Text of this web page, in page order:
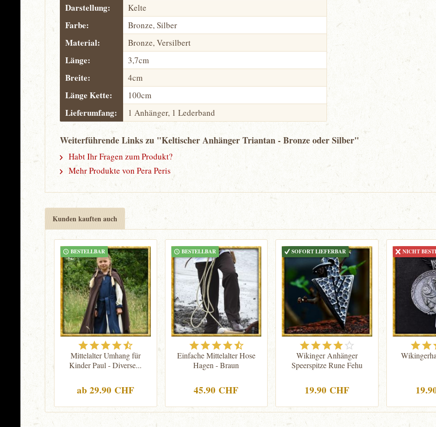
Darstellung: Kelte
Farbe: Bronze, Silber
Material: Bronze, Versilbert
Länge: 3,7cm
Breite: 4cm
Länge Kette: 100cm
Lieferumfang: 1 Anhänger, 1 Lederband
Weiterführende Links zu "Keltischer Anhänger Triantan - Bronze oder Silber"
Habt Ihr Fragen zum Produkt?
Mehr Produkte von Pera Peris
Kunden kauften auch
BESTELLBAR
Mittelalter Umhang für
Kinder Paul - Diverse...
ab 29.90 CHF
BESTELLBAR
Einfache Mittelalter Hose
Hagen - Braun
45.90 CHF
SOFORT LIEFERBAR
Wikinger Anhänger
Speerspitze Rune Fehu
19.90 CHF
NICHT